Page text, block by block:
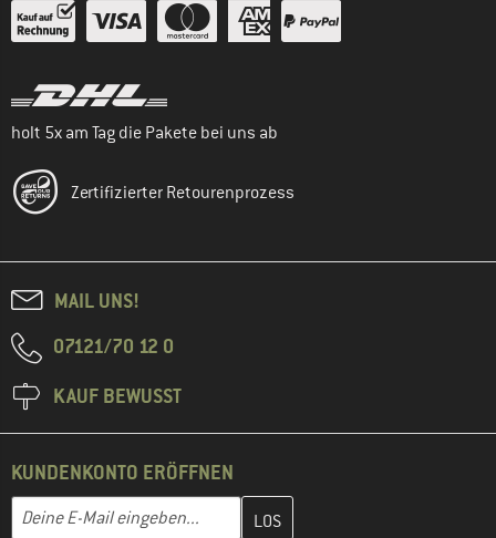
holt 5x am Tag die Pakete bei uns ab
Zertifizierter Retourenprozess
MAIL UNS!
07121/70 12 0
KAUF BEWUSST
KUNDENKONTO ERÖFFNEN
E-Mail-Adresse
Gib hier deine E-Mail-Adresse ein und erstelle im nächsten